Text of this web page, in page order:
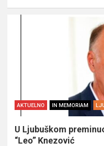
AKTUELNO IN MEMORIAM
U Ljubuškom
“Leo” Knezović